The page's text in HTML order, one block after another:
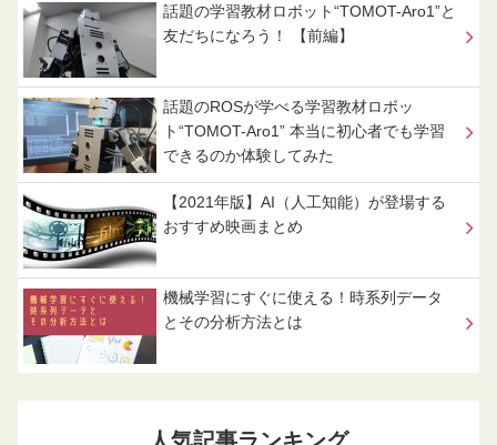
話題の学習教材ロボット“TOMOT-Aro1”と
友だちになろう！ 【前編】
話題のROSが学べる学習教材ロボッ
ト“TOMOT-Aro1” 本当に初心者でも学習
できるのか体験してみた
【2021年版】AI（人工知能）が登場する
おすすめ映画まとめ
機械学習にすぐに使える！時系列データ
とその分析方法とは